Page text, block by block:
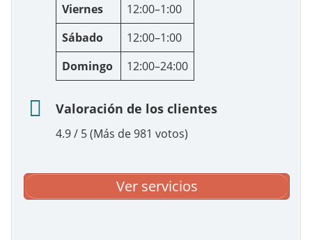
Viernes
12:00–1:00
Sábado
12:00–1:00
Domingo
12:00–24:00
Valoración de los clientes
4.9 / 5 (Más de 981 votos)
Ver servicios